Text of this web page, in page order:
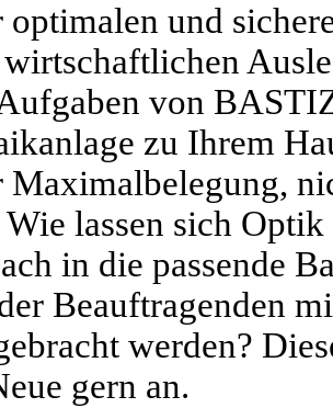
optimalen und
von
zu Ihrem
Maximalbelegung,
lassen sich
in die passende
Beauftragenden
werden?
gern an.